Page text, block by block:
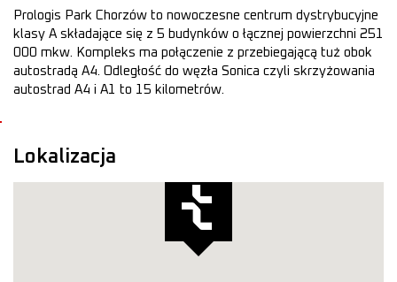
Prologis Park Chorzów to nowoczesne centrum dystrybucyjne
klasy A składające się z 5 budynków o łącznej powierzchni 251
000 mkw. Kompleks ma połączenie z przebiegającą tuż obok
autostradą A4. Odległość do węzła Sonica czyli skrzyżowania
autostrad A4 i A1 to 15 kilometrów.
Lokalizacja